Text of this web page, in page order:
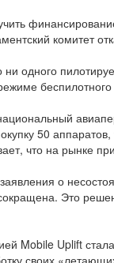
комитет
ни одного
50
что на рынке
о
Это
Mobile Uplift
своих